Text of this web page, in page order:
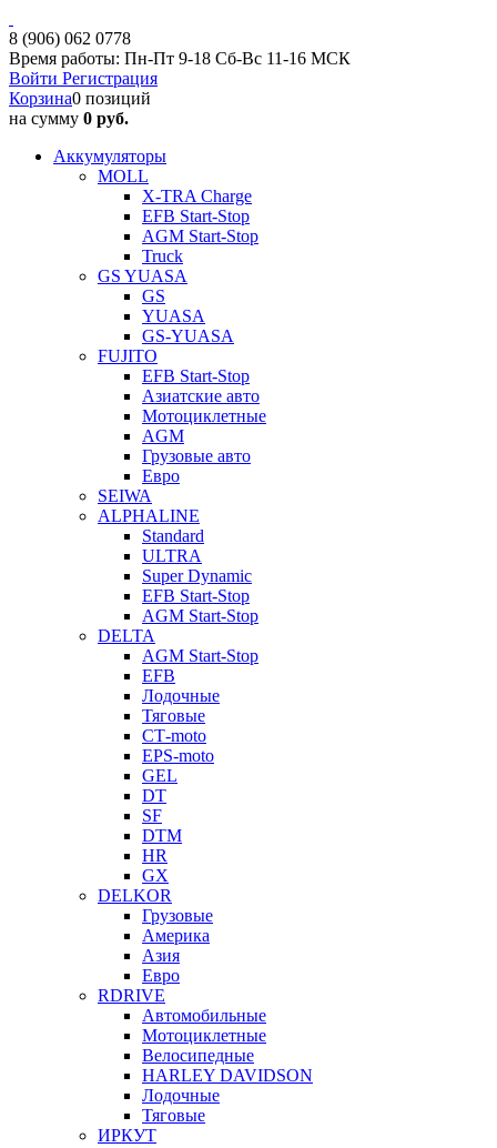
8 (906) 062 0778
Время работы: Пн-Пт 9-18 Сб-Вс 11-16 МСК
Войти Регистрация
Корзина0 позиций
на сумму 0 руб.
Аккумуляторы
MOLL
X-TRA Charge
EFB Start-Stop
AGM Start-Stop
Truck
GS YUASA
GS
YUASA
GS-YUASA
FUJITO
EFB Start-Stop
Азиатские авто
Мотоциклетные
AGM
Грузовые авто
Евро
SEIWA
ALPHALINE
Standard
ULTRA
Super Dynamic
EFB Start-Stop
AGM Start-Stop
DELTA
AGM Start-Stop
EFB
Лодочные
Тяговые
СТ-moto
EPS-moto
GEL
DT
SF
DTM
HR
GX
DELKOR
Грузовые
Америка
Азия
Евро
RDRIVE
Автомобильные
Мотоциклетные
Велосипедные
HARLEY DAVIDSON
Лодочные
Тяговые
ИРКУТ